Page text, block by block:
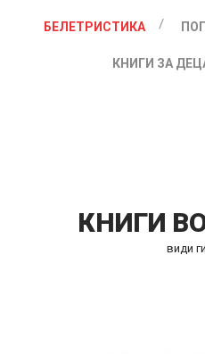
БЕЛЕТРИСТИКА
КНИГИ ЗА
КНИГИ
види